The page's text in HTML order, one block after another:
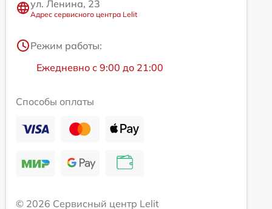
ул. Ленина, 23
Адрес сервисного центра Lelit
Режим работы:
Ежедневно с 9:00 до 21:00
Способы оплаты
© 2026 Сервисный центр Lelit